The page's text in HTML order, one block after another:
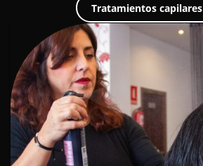
Tratamientos capilares